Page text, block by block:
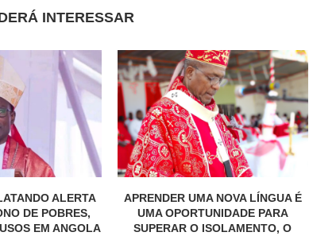
INTERESSAR
ALERTA
DE POBRES,
EM ANGOLA
APRENDER UMA NOVA LÍNGUA É
UMA OPORTUNIDADE PARA
SUPERAR O ISOLAMENTO, O